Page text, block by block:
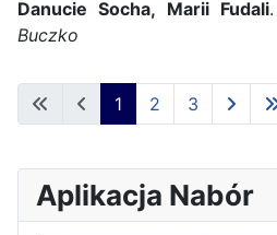
Danucie Socha, Marii Fudali.
Buczko
1 2 3
Aplikacja Nabór